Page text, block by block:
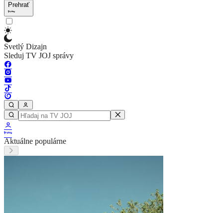
Prehrať
Svetlý Dizajn
Sleduj TV JOJ správy
Aktuálne populárne